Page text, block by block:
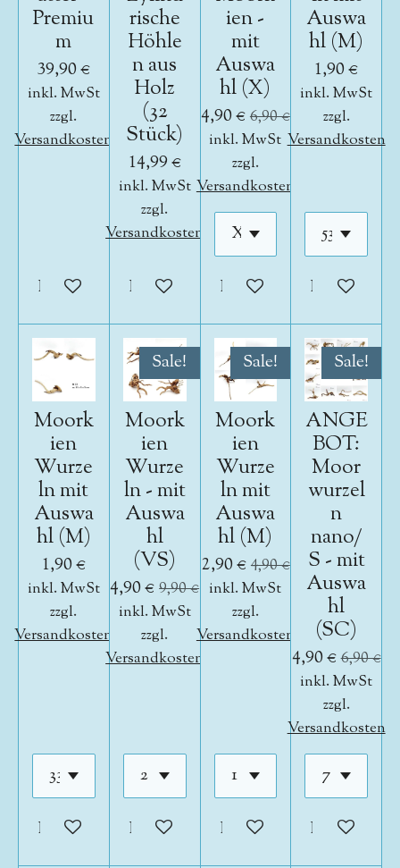
Premiu
m
39,90 €
inkl. MwSt
zzgl.
Versandkosten
In den Warenkorb
rische
Höhle
n aus
Holz
(32
Stück)
14,99 €
inkl. MwSt
zzgl.
Versandkosten
In den Warenkorb
ien -
mit
Auswa
hl (X)
4,90 € 6,90 €
inkl. MwSt
zzgl.
Versandkosten
In den Warenkorb
Auswa
hl (M)
1,90 €
inkl. MwSt
zzgl.
Versandkosten
In den
Moork
ien
Wurze
ln mit
Auswa
hl (M)
1,90 €
inkl. MwSt
zzgl.
Versandkosten
In den Warenkorb
Sale!
Moork
ien
Wurze
ln - mit
Auswa
hl
(VS)
4,90 € 9,90 €
inkl. MwSt
zzgl.
Versandkosten
In den Warenkorb
Sale!
Moork
ien
Wurze
ln mit
Auswa
hl (M)
2,90 € 4,90 €
inkl. MwSt
zzgl.
Versandkosten
In den Warenkorb
Sale!
ANGE
BOT:
Moor
wurzel
n
nano/
S - mit
Auswa
hl
(SC)
4,90 €6,90 €
inkl. MwSt
zzgl.
Versandkosten
In den